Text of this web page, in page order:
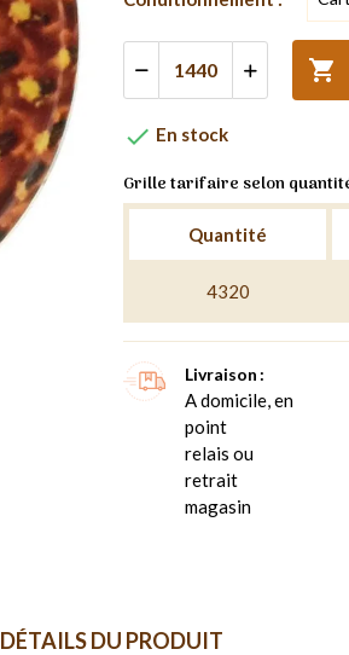

 En stock
Grille tarifaire selon
Quantité
4320
Livraison
A domicile, en
point
relais ou
retrait
magasin
DÉTAILS DU PRODUIT